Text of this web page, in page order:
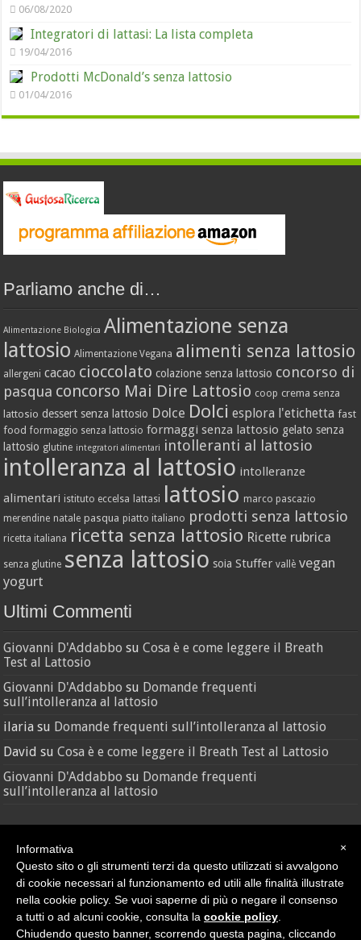
06/08/2020
Integratori di lattasi: La lista completa
19/04/2016
Prodotti McDonald’s senza lattosio
01/04/2016
Parliamo anche di…
Alimentazione Biologica Alimentazione senza
lattosio Alimentazione Vegana alimenti senza lattosio
allergeni cacao cioccolato colazione senza lattosio concorso di
pasqua concorso Mai Dire Lattosio coop crema senza
lattosio dessert senza lattosio Dolce Dolci esplora l'etichetta fast
food formaggio senza lattosio formaggi senza lattosio gelato senza
lattosio glutine integratori alimentari intolleranti al lattosio
intolleranza al lattosio intolleranze
alimentari istituto eccelsa lattasi lattosio marco pascazio
merendine natale pasqua piatto italiano prodotti senza lattosio
ricetta italiana ricetta senza lattosio Ricette rubrica
senza glutine senza lattosio soia Stuffer vallè vegan
yogurt
Ultimi Commenti
Giovanni D'Addabbo suCosa è e come leggere il Breath
Test al Lattosio
Giovanni D'Addabbo su Domande frequenti
sull’intolleranza al lattosio
ilaria su Domande frequenti sull’intolleranza al lattosio
David suCosa è e come leggere il Breath Test al Lattosio
Giovanni D'Addabbo su Domande frequenti
sull’intolleranza al lattosio
Credit•Sitemap
© Nutras Srl - Via della Pace, 279 - 62100 Macerata (MC) | P.IVA
×
Informativa
Questo sito o gli strumenti terzi da questo utilizzati si avvalgono
di cookie necessari al funzionamento ed utili alle finalità illustrate
nella cookie policy. Se vuoi saperne di più o negare il consenso
a tutti o ad alcuni cookie, consulta la cookie policy
Chiudendo questo banner, scorrendo questa pagina, cliccando